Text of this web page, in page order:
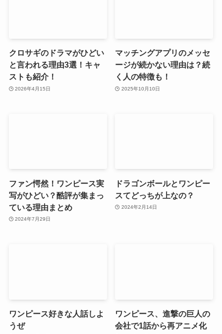
クロサギのドラマがひどい
と言われる理由3選！キャ
ストも紹介！
2026年4月15日
マッチングアプリのメッセ
ージが続かない理由は？続
く人の特徴も！
2025年10月10日
ファン愕然！ワンピース実
写がひどい？酷評が集まっ
ている理由まとめ
2024年7月29日
ドラゴンボールとワンピー
スてどっちが上なの？
2024年2月14日
ワンピース好きな人話しよ
うぜ
ワンピース、進撃の巨人の
会社で1話から再アニメ化